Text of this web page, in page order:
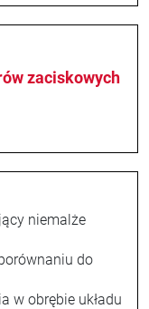
zaciskowych
niemalże
do
w obrębie układu